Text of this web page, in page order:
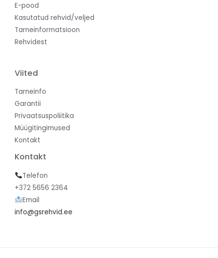
E-pood
Kasutatud rehvid/veljed
Tarneinformatsioon
Rehvidest
Viited
Tarneinfo
Garantii
Privaatsuspoliitika
Müügitingimused
Kontakt
Kontakt
Telefon
+372 5656 2364
Email
info@gsrehvid.ee